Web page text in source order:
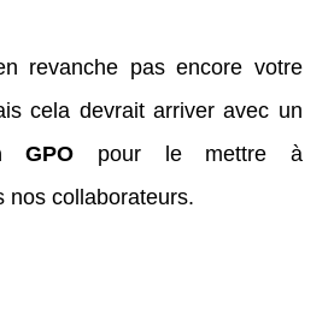
revanche pas encore votre
cela devrait arriver avec un
GPO pour le mettre à
nos collaborateurs.